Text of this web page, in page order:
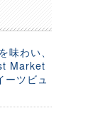
味わい、
Market
ーツビュ